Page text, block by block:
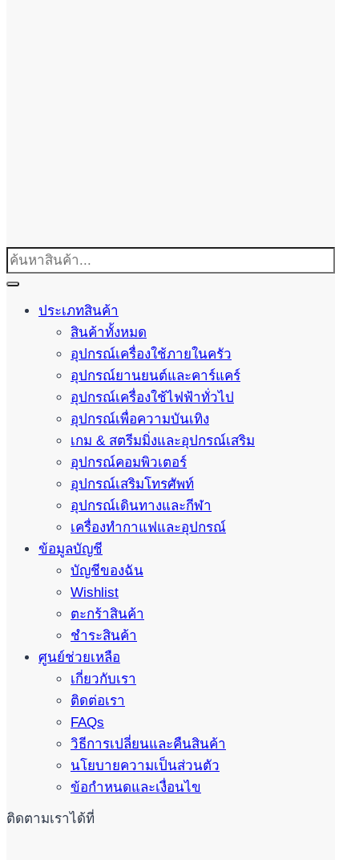
ประเภทสินค้า
สินค้าทั้งหมด
อุปกรณ์เครื่องใช้ภายในครัว
อุปกรณ์ยานยนต์และคาร์แคร์
อุปกรณ์เครื่องใช้ไฟฟ้าทั่วไป
อุปกรณ์เพื่อความบันเทิง
เกม & สตรีมมิ่งและอุปกรณ์เสริม
อุปกรณ์คอมพิวเตอร์
อุปกรณ์เสริมโทรศัพท์
อุปกรณ์เดินทางและกีฬา
เครื่องทำกาแฟและอุปกรณ์
ข้อมูลบัญชี
บัญชีของฉัน
Wishlist
ตะกร้าสินค้า
ชำระสินค้า
ศูนย์ช่วยเหลือ
เกี่ยวกับเรา
ติดต่อเรา
FAQs
วิธีการเปลี่ยนและคืนสินค้า
นโยบายความเป็นส่วนตัว
ข้อกำหนดและเงื่อนไข
ติดตามเราได้ที่